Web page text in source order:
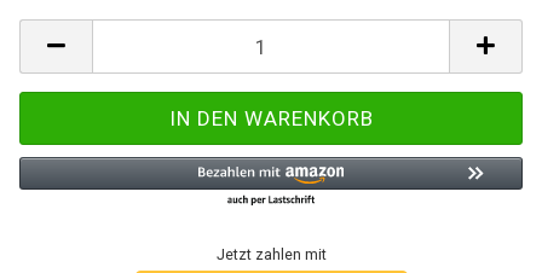
Jetzt zahlen mit